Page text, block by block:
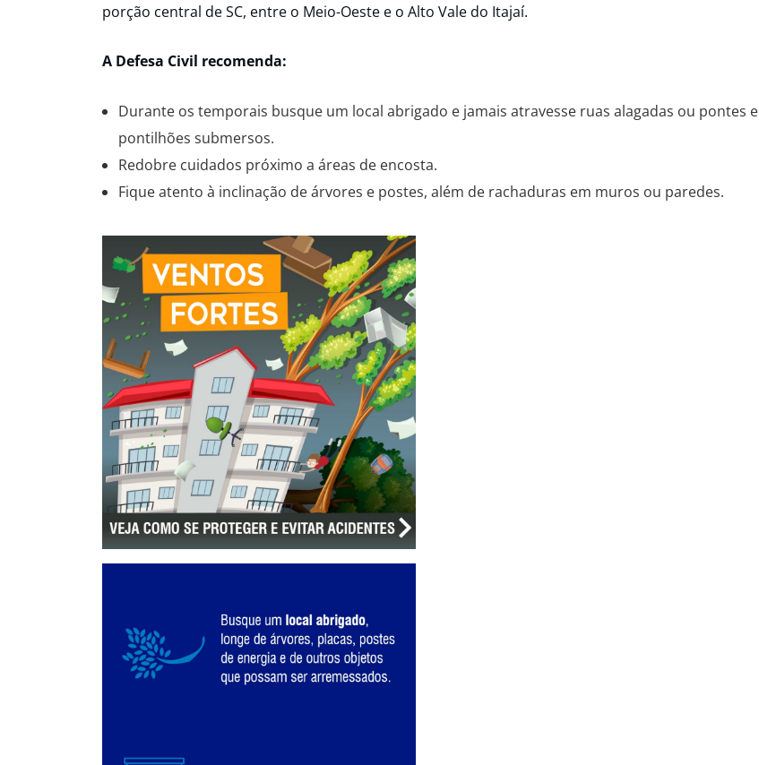
porção central de SC, entre o Meio-Oeste e o Alto Vale do Itajaí.
A Defesa Civil recomenda:
Durante os temporais busque um local abrigado e jamais atravesse ruas alagadas ou pontes e
pontilhões submersos.
Redobre cuidados próximo a áreas de encosta.
Fique atento à inclinação de árvores e postes, além de rachaduras em muros ou paredes.